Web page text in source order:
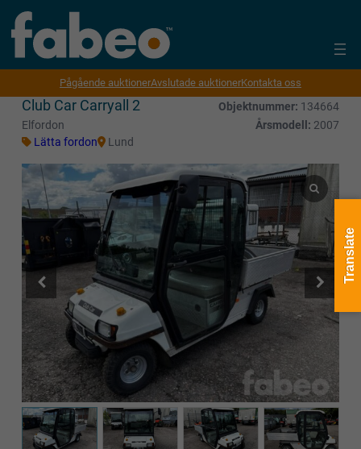
Pågående auktionerAvslutade auktionerKontakta oss
Club Car Carryall 2 Objektnummer: 134664
Elfordon
Årsmodell: 2007
Lätta fordon
Lund
Translate